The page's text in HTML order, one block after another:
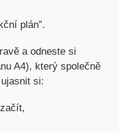
plán”.
a odneste si
A4), který společně
si: